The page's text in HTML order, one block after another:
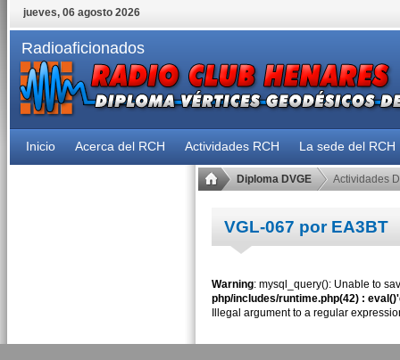
jueves, 06 agosto 2026
Radioaficionados
Inicio Acerca del RCH Actividades RCH La sede del RCH
Diploma DVGE Actividades
VGL-067 por EA3BT
Warning: mysql_query(): Unable to
php/includes/runtime.php(42) :
Illegal argument to a regular